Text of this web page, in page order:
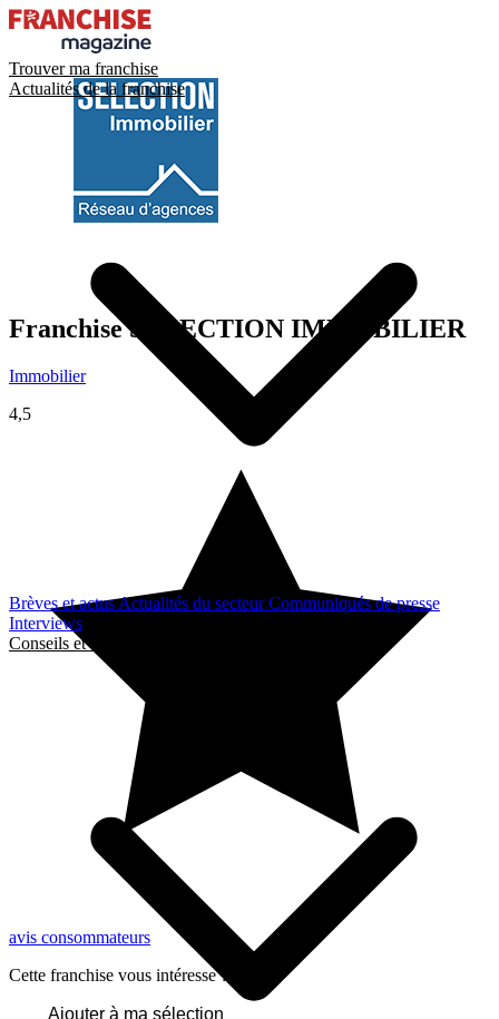
Trouver ma franchise
Actualités de la franchise
Brèves et actusActualités du secteurCommuniqués de presse
Interviews
Conseils et Guides
Franchise SELECTION IMMOBILIER
Immobilier
4,5
avis consommateurs
Cette franchise vous intéresse ?
Ajouter à ma sélection